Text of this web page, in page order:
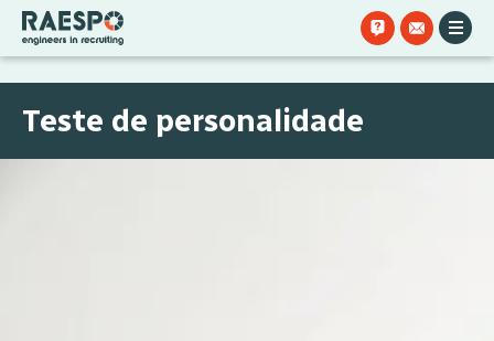
Teste de personalidade